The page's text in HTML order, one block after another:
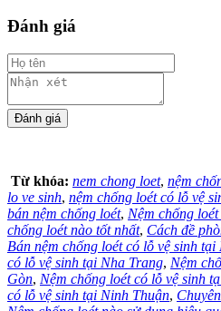
Đánh giá
Từ khóa: nem chong loet, nệm
lo ve sinh, nệm chống loét có lỗ vệ
bán nệm chống loét, Nệm chống
chống loét nào tốt nhất, Cách đề
Bán nệm chống loét có lỗ vệ sinh
có lỗ vệ sinh tại Nha Trang, Nệm
Gòn, Nệm chống loét có lỗ vệ sinh
có lỗ vệ sinh tại Ninh Thuận,